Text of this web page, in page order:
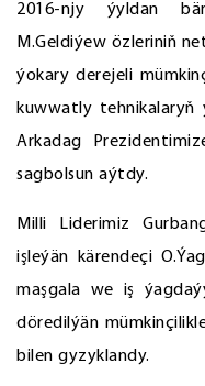
2016-njy ýyldan
M.Geldiýew özleriniň
ýokary derejeli
kuwwatly tehnikalaryň
Arkadag
sagbolsun aýtdy.
Milli Liderimiz
işleýän kärendeçi
maşgala we iş
döredilýän
bilen gyzyklandy.